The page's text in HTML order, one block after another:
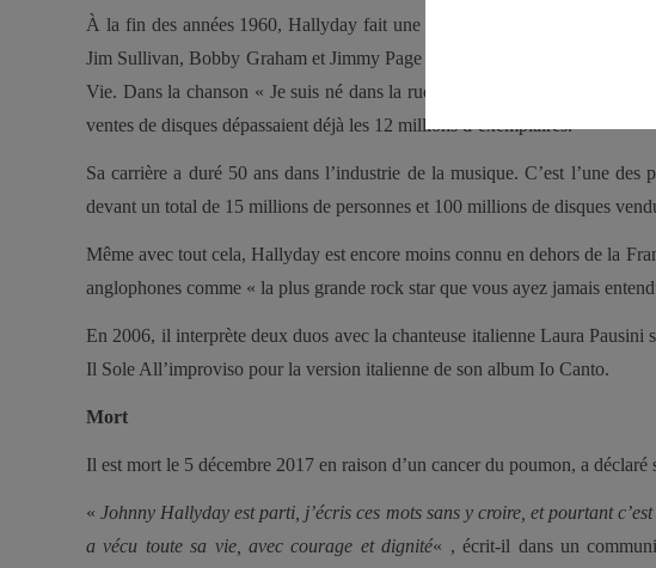
À la fin des années 1960, Hallyday fait une série d’albums avec Mick
Jim Sullivan, Bobby Graham et Jimmy Page en tant que musiciens de
Vie. Dans la chanson « Je suis né dans la rue », Hallyday a compté sur la
ventes de disques dépassaient déjà les 12 millions d’exemplaires.
Sa carrière a duré 50 ans dans l’industrie de la musique. C’est l’une
devant un total de 15 millions de personnes et 100 millions de disques
Même avec tout cela, Hallyday est encore moins connu en dehors de la
anglophones comme « la plus grande rock star que vous ayez jamais
En 2006, il interprète deux duos avec la chanteuse italienne Laura
Il Sole All’improviso pour la version italienne de son album Io Canto.
Mort
Il est mort le 5 décembre 2017 en raison d’un cancer du poumon, a
«Johnny Hallyday est parti, j’écris ces mots sans y croire, et pourtant
a vécu toute sa vie, avec courage et dignité« , écrit-il dans un